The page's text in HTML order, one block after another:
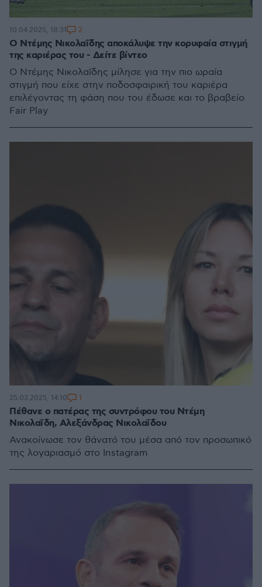
Ο Ντέμης Νικολαΐδης αποκάλυψε την κορυφαία στιγμή
της καριέρας του - Δείτε βίντεο
Ο Ντέμης Νικολαΐδης μίλησε για την πιο ωραία
στιγμή που είχε στην ποδοσφαιρική του καριέρα
επιλέγοντας τη φάση που του έδωσε και το βραβείο
Fair Play
10.04.2025, 18:31 2
Πέθανε ο πατέρας της συντρόφου του Ντέμη
Νικολαΐδη, Αλεξάνδρας Νικολαΐδου
Ανακοίνωσε τον θάνατό του μέσα από τον προσωπικό
της λογαριασμό στο Instagram
25.03.2025, 14:10 1